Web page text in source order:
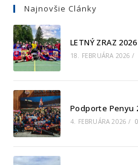
Najnovšie Clánky
LETNÝ ZRAZ 2026
18. FEBRUÁRA 2026 /
Podporte Penyu
4. FEBRUÁRA 2026 /